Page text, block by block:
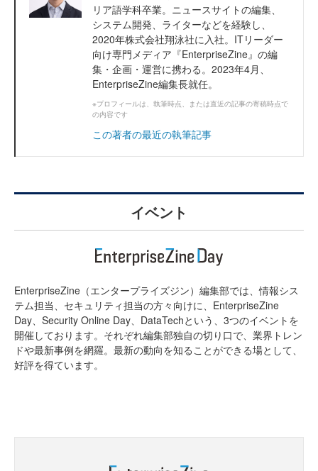
リア語学科卒業。ニュースサイトの編集、
システム開発、ライターなどを経験し、
2020年株式会社翔泳社に入社。ITリーダー
向け専門メディア『EnterpriseZine』の編
集・企画・運営に携わる。2023年4月、
EnterpriseZine編集長就任。
※プロフィールは、執筆時点、または直近の記事の寄稿時点で
の内容です
この著者の最近の執筆記事
イベント
EnterpriseZine（エンタープライズジン）編集部では、情報シス
テム担当、セキュリティ担当の方々向けに、EnterpriseZine
Day、Security Online Day、DataTechという、3つのイベントを
開催しております。それぞれ編集部独自の切り口で、業界トレン
ドや最新事例を網羅。最新の動向を知ることができる場として、
好評を得ています。